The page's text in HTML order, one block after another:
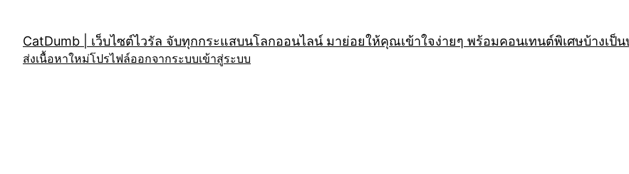
content
CatDumb | เว็บไซต์ไวรัล จับทุกกระแสบนโลกออนไลน์ มาย่อยให้คุณเข้าใจง่ายๆ พร้อมคอนเทนต์พิเศษบ้างเป็น
ส่งเนื้อหาใหม่โปรไฟล์ออกจากระบบเข้าสู่ระบบ